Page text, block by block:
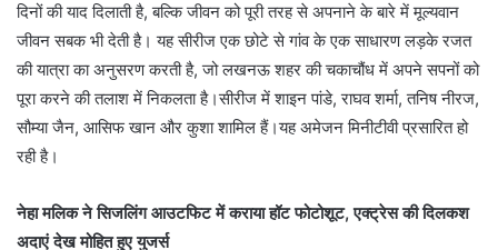
दिनों की याद दिलाती है, बल्कि जीवन को पूरी तरह से अपनाने के बारे में मूल्यवान
जीवन सबक भी देती है। यह सीरीज एक छोटे से गांव के एक साधारण लड़के रजत
की यात्रा का अनुसरण करती है, जो लखनऊ शहर की चकाचौंध में अपने सपनों को
पूरा करने की तलाश में निकलता है।सीरीज में शाइन पांडे, राघव शर्मा, तनिष नीरज,
सौम्या जैन, आसिफ खान और कुशा शामिल हैं।यह अमेजन मिनीटीवी प्रसारित हो
रही है।
नेहा मलिक ने सिजलिंग आउटफिट में कराया हॉट फोटोशूट, एक्ट्रेस की दिलकश
अदाएं देख मोहित हुए युजर्स